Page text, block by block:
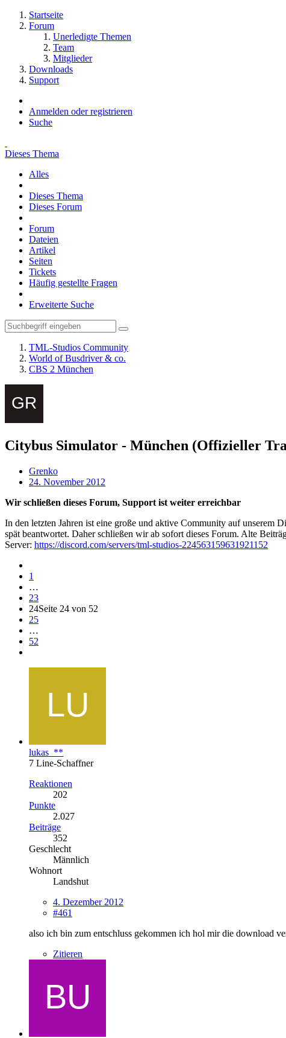
Startseite
Forum
Unerledigte Themen
Team
Mitglieder
Downloads
Support
Anmelden oder registrieren
Suche
Dieses Thema
Alles
Dieses Thema
Dieses Forum
Forum
Dateien
Artikel
Seiten
Tickets
Häufig gestellte Fragen
Erweiterte Suche
TML-Studios Community
World of Busdriver & co.
CBS 2 München
Citybus Simulator - München (Offizieller
Grenko
24. November 2012
Wir schließen dieses Forum, Support ist weiter erreichbar
In den letzten Jahren ist eine große und aktive Community auf unserem
spät beantwortet. Daher schließen wir ab sofort dieses Forum. Alte
Server: https://discord.com/servers/tml-studios-224563159631921152
1
…
23
24Seite 24 von 52
25
…
52
lukas_**
7 Line-Schaffner
Reaktionen
202
Punkte
2.027
Beiträge
352
Geschlecht
Männlich
Wohnort
Landshut
4. Dezember 2012
#461
also ich bin zum entschluss gekommen ich hol mir die download
Zitieren